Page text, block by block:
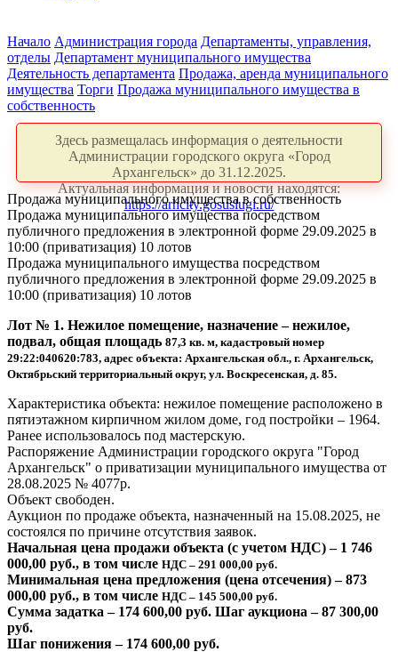
Начало Администрация города Департаменты, управления,
отделы Департамент муниципального имущества
Деятельность департамента Продажа, аренда муниципального
имущества Торги Продажа муниципального имущества в
собственность
Здесь размещалась информация о деятельности
Администрации городского округа «Город
Архангельск» до 31.12.2025.
Актуальная информация и новости находятся:
https://arhcity.gosuslugi.ru/
Продажа муниципального имущества в собственность
Продажа муниципального имущества посредством
публичного предложения в электронной форме 29.09.2025 в
10:00 (приватизация) 10 лотов
Продажа муниципального имущества посредством
публичного предложения в электронной форме 29.09.2025 в
10:00 (приватизация) 10 лотов
Лот № 1. Нежилое помещение, назначение – нежилое,
подвал, общая площадь 87,3 кв. м, кадастровый номер
29:22:040620:783, адрес объекта: Архангельская обл., г. Архангельск,
Октябрьский территориальный округ, ул. Воскресенская, д. 85.
Характеристика объекта: нежилое помещение расположено в
пятиэтажном кирпичном жилом доме, год постройки – 1964.
Ранее использовалось под мастерскую.
Распоряжение Администрации городского округа "Город
Архангельск" о приватизации муниципального имущества от
28.08.2025 № 4077р.
Объект свободен.
Аукцион по продаже объекта, назначенный на 15.08.2025, не
состоялся по причине отсутствия заявок.
Начальная цена продажи объекта (с учетом НДС) – 1 746
000,00 руб., в том числе НДС – 291 000,00 руб.
Минимальная цена предложения (цена отсечения) – 873
000,00 руб., в том числе НДС – 145 500,00 руб.
Сумма задатка – 174 600,00 руб. Шаг аукциона – 87 300,00
руб.
Шаг понижения – 174 600,00 руб.